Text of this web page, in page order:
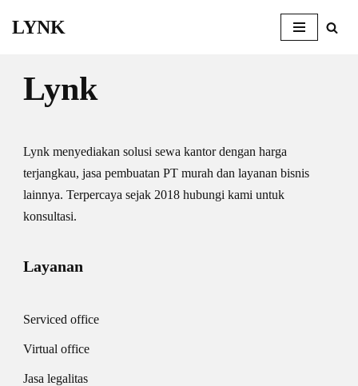
content
LYNK
Lynk
Lynk menyediakan solusi sewa kantor dengan harga
terjangkau, jasa pembuatan PT murah dan layanan bisnis
lainnya. Terpercaya sejak 2018 hubungi kami untuk
konsultasi.
Layanan
Serviced office
Virtual office
Jasa legalitas